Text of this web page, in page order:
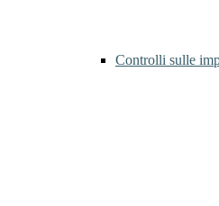
Controlli sulle